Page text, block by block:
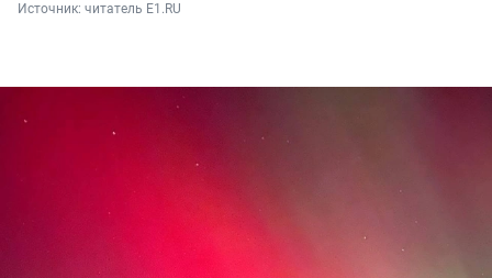
Источник: читатель E1.RU